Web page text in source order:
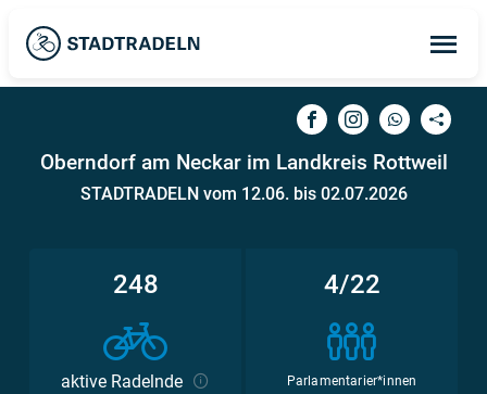
Oberndorf am Neckar im Landkreis Rottweil
STADTRADELN vom 12.06. bis 02.07.2026
248
aktive Radelnde
4/22
Parlamentarier*innen